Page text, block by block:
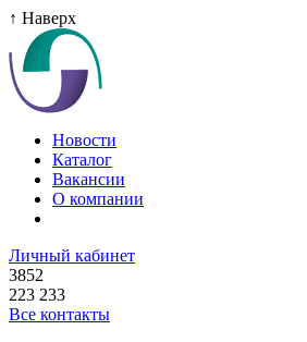
↑ Наверх
Новости
Каталог
Вакансии
О компании
Личный кабинет
3852
223 233
Все контакты